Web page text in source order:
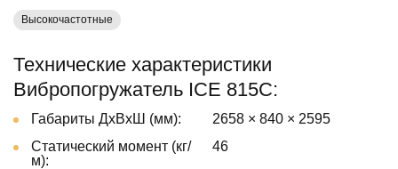
Высокочастотные
Технические характеристики
Вибропогружатель ICE 815C:
Габариты ДxВxШ (мм):
2658 × 840 × 2595
Статический момент (кг/
м):
46